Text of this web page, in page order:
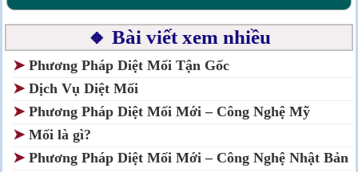
🔸 Bài viết xem nhiều
➤ Phương Pháp Diệt Mối Tận Gốc
➤ Dịch Vụ Diệt Mối
➤ Phương Pháp Diệt Mối Mới – Công Nghệ Mỹ
➤ Mối là gì?
➤ Phương Pháp Diệt Mối Mới – Công Nghệ Nhật Bản